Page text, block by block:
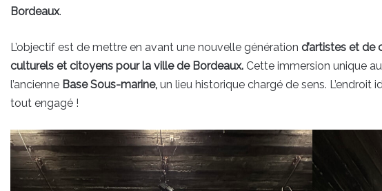
Bordeaux.
L’objectif est de mettre en avant une nouvelle génération d’artistes et de
culturels et citoyens pour la ville de Bordeaux. Cette immersion unique
l’ancienne Base Sous-marine, un lieu historique chargé de sens.
tout engagé !